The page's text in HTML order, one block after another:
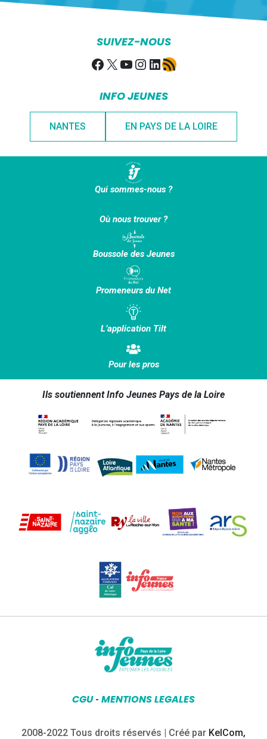
SUIVEZ-NOUS
Facebook
X YouTube
Instagram
LinkedIn
Flux RSS
INFO JEUNES
NANTES EN PAYS DE LA LOIRE
Qui sommes-nous ?
Où nous trouver ?
Boussole des Jeunes
Promeneurs du Net
L’application Tilt
Pour les pros
Ils soutiennent Info Jeunes Pays de la Loire
CGU- MENTIONS LEGALES
2008-2022 Tous droits réservés | Créé par KelCom,